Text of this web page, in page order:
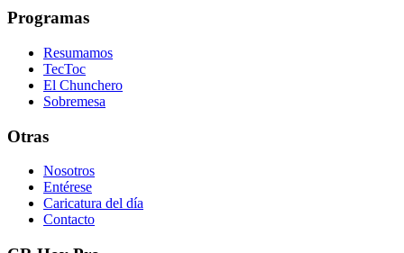
Programas
Resumamos
TecToc
El Chunchero
Sobremesa
Otras
Nosotros
Entérese
Caricatura del día
Contacto